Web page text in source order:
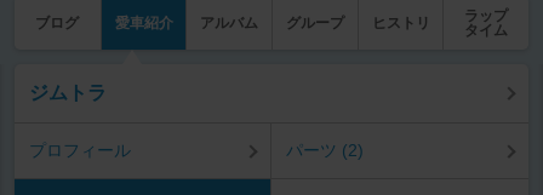
ブログ 愛車紹介 アルバム グループ ヒストリ
ラップ
タイム
ジムトラ
プロフィール パーツ (2)